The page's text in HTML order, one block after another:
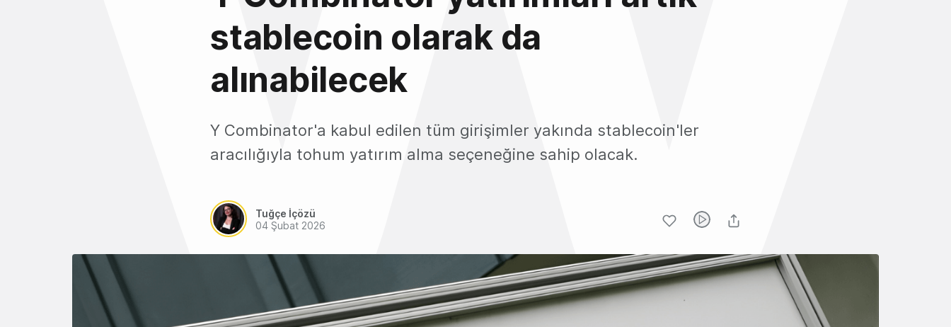
stablecoin olarak da
alınabilecek
Y Combinator'a kabul edilen tüm girişimler yakında stablecoin'ler
aracılığıyla tohum yatırım alma seçeneğine sahip olacak.
Tuğçe İçözü
04 Şubat 2026